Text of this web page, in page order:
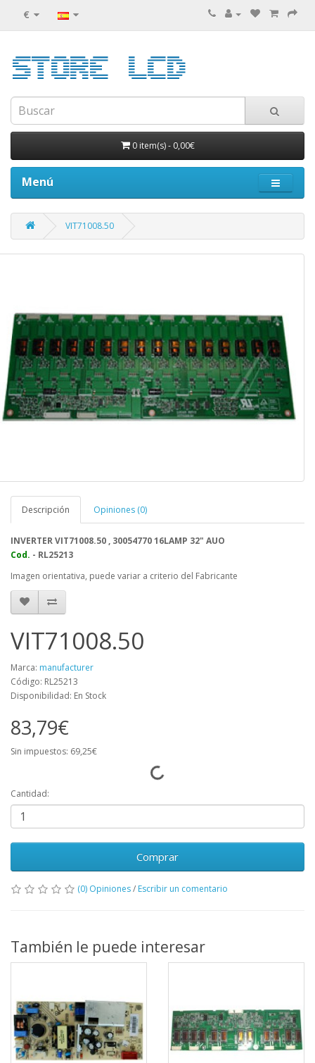
€
0 item(s)- 0,00€
Menú
VIT71008.50
Descripción Opiniones (0)
INVERTER VIT71008.50 , 30054770 16LAMP 32" AUO
Cod. - RL25213
Imagen orientativa, puede variar a criterio del Fabricante
VIT71008.50
Marca: manufacturer
Código: RL25213
Disponibilidad: En Stock
83,79€
Sin impuestos: 69,25€
Cantidad:
Comprar
(0) Opiniones/ Escribir un comentario
También le puede interesar